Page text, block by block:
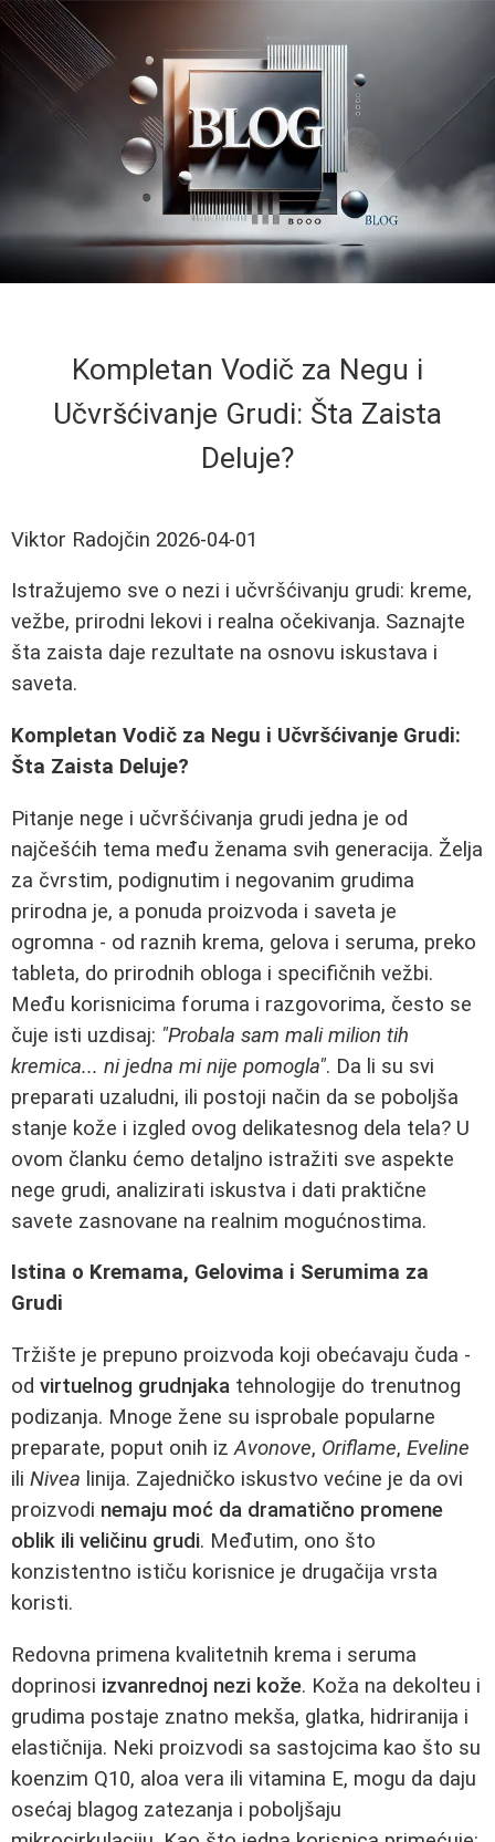
Kompletan Vodič za Negu i
Učvršćivanje Grudi: Šta Zaista
Deluje?
Viktor Radojčin 2026-04-01
Istražujemo sve o nezi i učvršćivanju grudi: kreme,
vežbe, prirodni lekovi i realna očekivanja. Saznajte
šta zaista daje rezultate na osnovu iskustava i
saveta.
Kompletan Vodič za Negu i Učvršćivanje Grudi:
Šta Zaista Deluje?
Pitanje nege i učvršćivanja grudi jedna je od
najčešćih tema među ženama svih generacija. Želja
za čvrstim, podignutim i negovanim grudima
prirodna je, a ponuda proizvoda i saveta je
ogromna - od raznih krema, gelova i seruma, preko
tableta, do prirodnih obloga i specifičnih vežbi.
Među korisnicima foruma i razgovorima, često se
čuje isti uzdisaj: "Probala sam mali milion tih
kremica... ni jedna mi nije pomogla". Da li su svi
preparati uzaludni, ili postoji način da se poboljša
stanje kože i izgled ovog delikatesnog dela tela? U
ovom članku ćemo detaljno istražiti sve aspekte
nege grudi, analizirati iskustva i dati praktične
savete zasnovane na realnim mogućnostima.
Istina o Kremama, Gelovima i Serumima za
Grudi
Tržište je prepuno proizvoda koji obećavaju čuda -
od virtuelnog grudnjaka tehnologije do trenutnog
podizanja. Mnoge žene su isprobale popularne
preparate, poput onih izAvonove, Oriflame, Eveline
ili Nivea linija. Zajedničko iskustvo većine je da ovi
proizvodi nemaju moć da dramatično promene
oblik ili veličinu grudi. Međutim, ono što
konzistentno ističu korisnice je drugačija vrsta
koristi.
Redovna primena kvalitetnih krema i seruma
doprinosi izvanrednoj nezi kože. Koža na dekolteu i
grudima postaje znatno mekša, glatka, hidriranija i
elastičnija. Neki proizvodi sa sastojcima kao što su
koenzim Q10, aloa vera ili vitamina E, mogu da daju
osećaj blagog zatezanja i poboljšaju